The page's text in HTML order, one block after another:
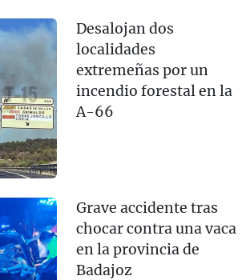
Desalojan dos
localidades
extremeñas por un
incendio forestal en la
A-66
Grave accidente tras
chocar contra una vaca
en la provincia de
Badajoz